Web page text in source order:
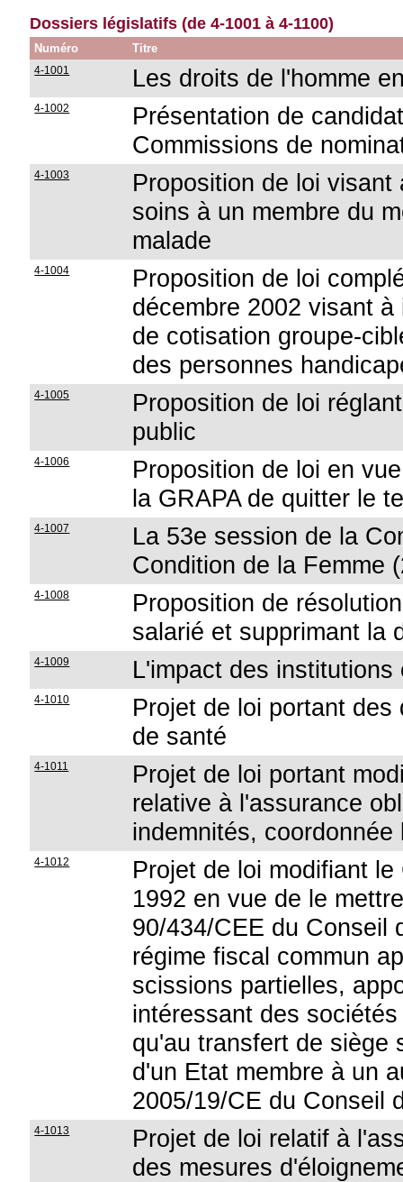
Dossiers législatifs (de 4-1001 à 4-1100)
Numéro Titre
4-1001 Les droits de l'homme
4-1002
Présentation de
Commissions de
4-1003
Proposition de loi
soins à un membre du
malade
4-1004
Proposition de loi
décembre 2002 visant
de cotisation groupe-
des personnes
4-1005
Proposition de loi
public
4-1006
Proposition de loi en
la GRAPA de quitter le
4-1007
La 53e session de la
Condition de la Femme
4-1008
Proposition de
salarié et supprimant la
4-1009 L'impact des
4-1010
Projet de loi portant
de santé
4-1011
Projet de loi portant
relative à l'assurance
indemnités,
4-1012
Projet de loi modifiant
1992 en vue de le
90/434/CEE du Conseil
régime fiscal commun
scissions partielles,
intéressant des
qu'au transfert de siège
d'un Etat membre à un
2005/19/CE du Conseil
4-1013
Projet de loi relatif à
des mesures